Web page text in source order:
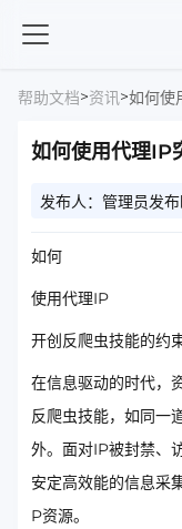
帮助文档>资讯>如何使
如何使用代理IP
发布人：管理员发
如何
使用代理IP
开创反爬虫技能的约
在信息驱动的时代，
反爬虫技能，如同一
外。面对IP被封禁、
安定高效能的信息采
P资源。